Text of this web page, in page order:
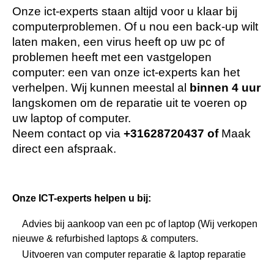
Onze ict-experts staan altijd voor u klaar bij
computerproblemen. Of u nou een back-up wilt
laten maken, een virus heeft op uw pc of
problemen heeft met een vastgelopen
computer: een van onze ict-experts kan het
verhelpen. Wij kunnen meestal al binnen 4 uur
langskomen om de reparatie uit te voeren op
uw laptop of computer.
Neem contact op via +31628720437 of Maak
direct een afspraak.
Onze ICT-experts helpen u bij:
Advies bij aankoop van een pc of laptop (Wij verkopen
nieuwe & refurbished laptops & computers.
Uitvoeren van computer reparatie & laptop reparatie